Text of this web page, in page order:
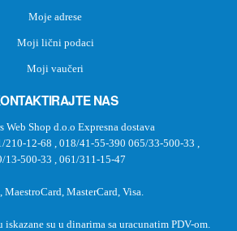
Moje adrese
Moji lični podaci
Moji vaučeri
NAS
Web Shop d.o.o Expresna dostava
210-12-68 018/41-55-390 065/33-500-33
13-500-33
061/311-15-47
MasterCard, Visa.
iskazane su u dinarima sa uracunatim PDV-om.